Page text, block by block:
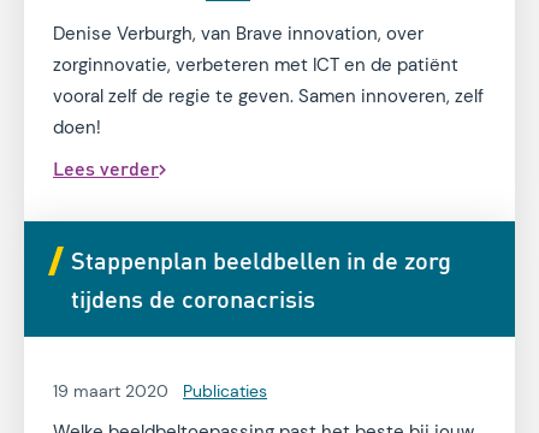
Denise Verburgh, van Brave innovation, over
zorginnovatie, verbeteren met ICT en de patiënt
vooral zelf de regie te geven. Samen innoveren, zelf
doen!
Lees verder
Stappenplan beeldbellen in de zorg
tijdens de coronacrisis
19 maart 2020 Publicaties